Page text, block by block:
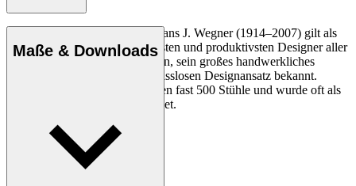
Der dänische Möbeldesigner Hans J. Wegner (1914–2007) gilt als
einer der kreativsten, innovativsten und produktivsten Designer aller
Zeiten und ist für seine Präzision, sein großes handwerkliches
Geschick und seinen kompromisslosen Designansatz bekannt.
Wegner entwarf in seinem Leben fast 500 Stühle und wurde oft als
der Meister des Stuhls bezeichnet.
Profil Hans J. Wegner
Maße & Downloads